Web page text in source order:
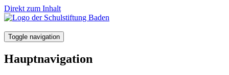
Direkt zum Inhalt
Toggle navigation
Hauptnavigation